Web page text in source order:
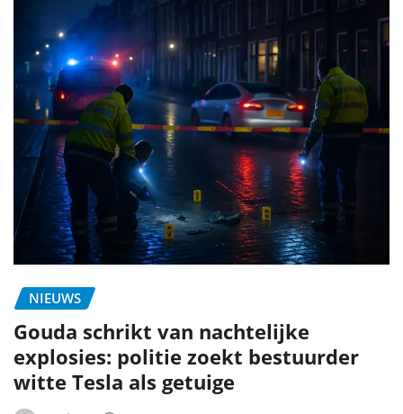
NIEUWS
Gouda schrikt van nachtelijke
explosies: politie zoekt bestuurder
witte Tesla als getuige